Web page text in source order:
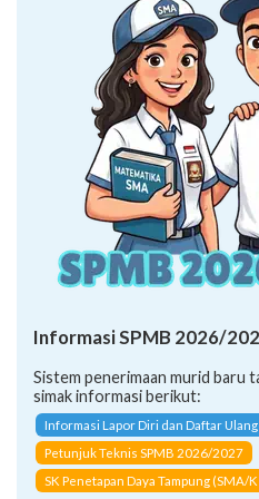
Informasi SPMB 2026/
Sistem penerimaan murid baru
simak informasi berikut:
Informasi Lapor Diri dan Daftar Ulang
Petunjuk Teknis SPMB 2026/2027
SK Penetapan Daya Tampung (SMA/